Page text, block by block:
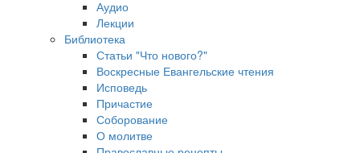
Аудио
Лекции
Библиотека
Статьи "Что нового?"
Воскресные Евангельские чтения
Исповедь
Причастие
Соборование
О молитве